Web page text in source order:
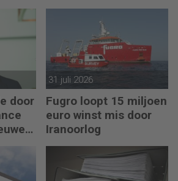
door
31 juli 2026
Fugro loopt 15 miljoen
euro winst mis door
Iranoorlog